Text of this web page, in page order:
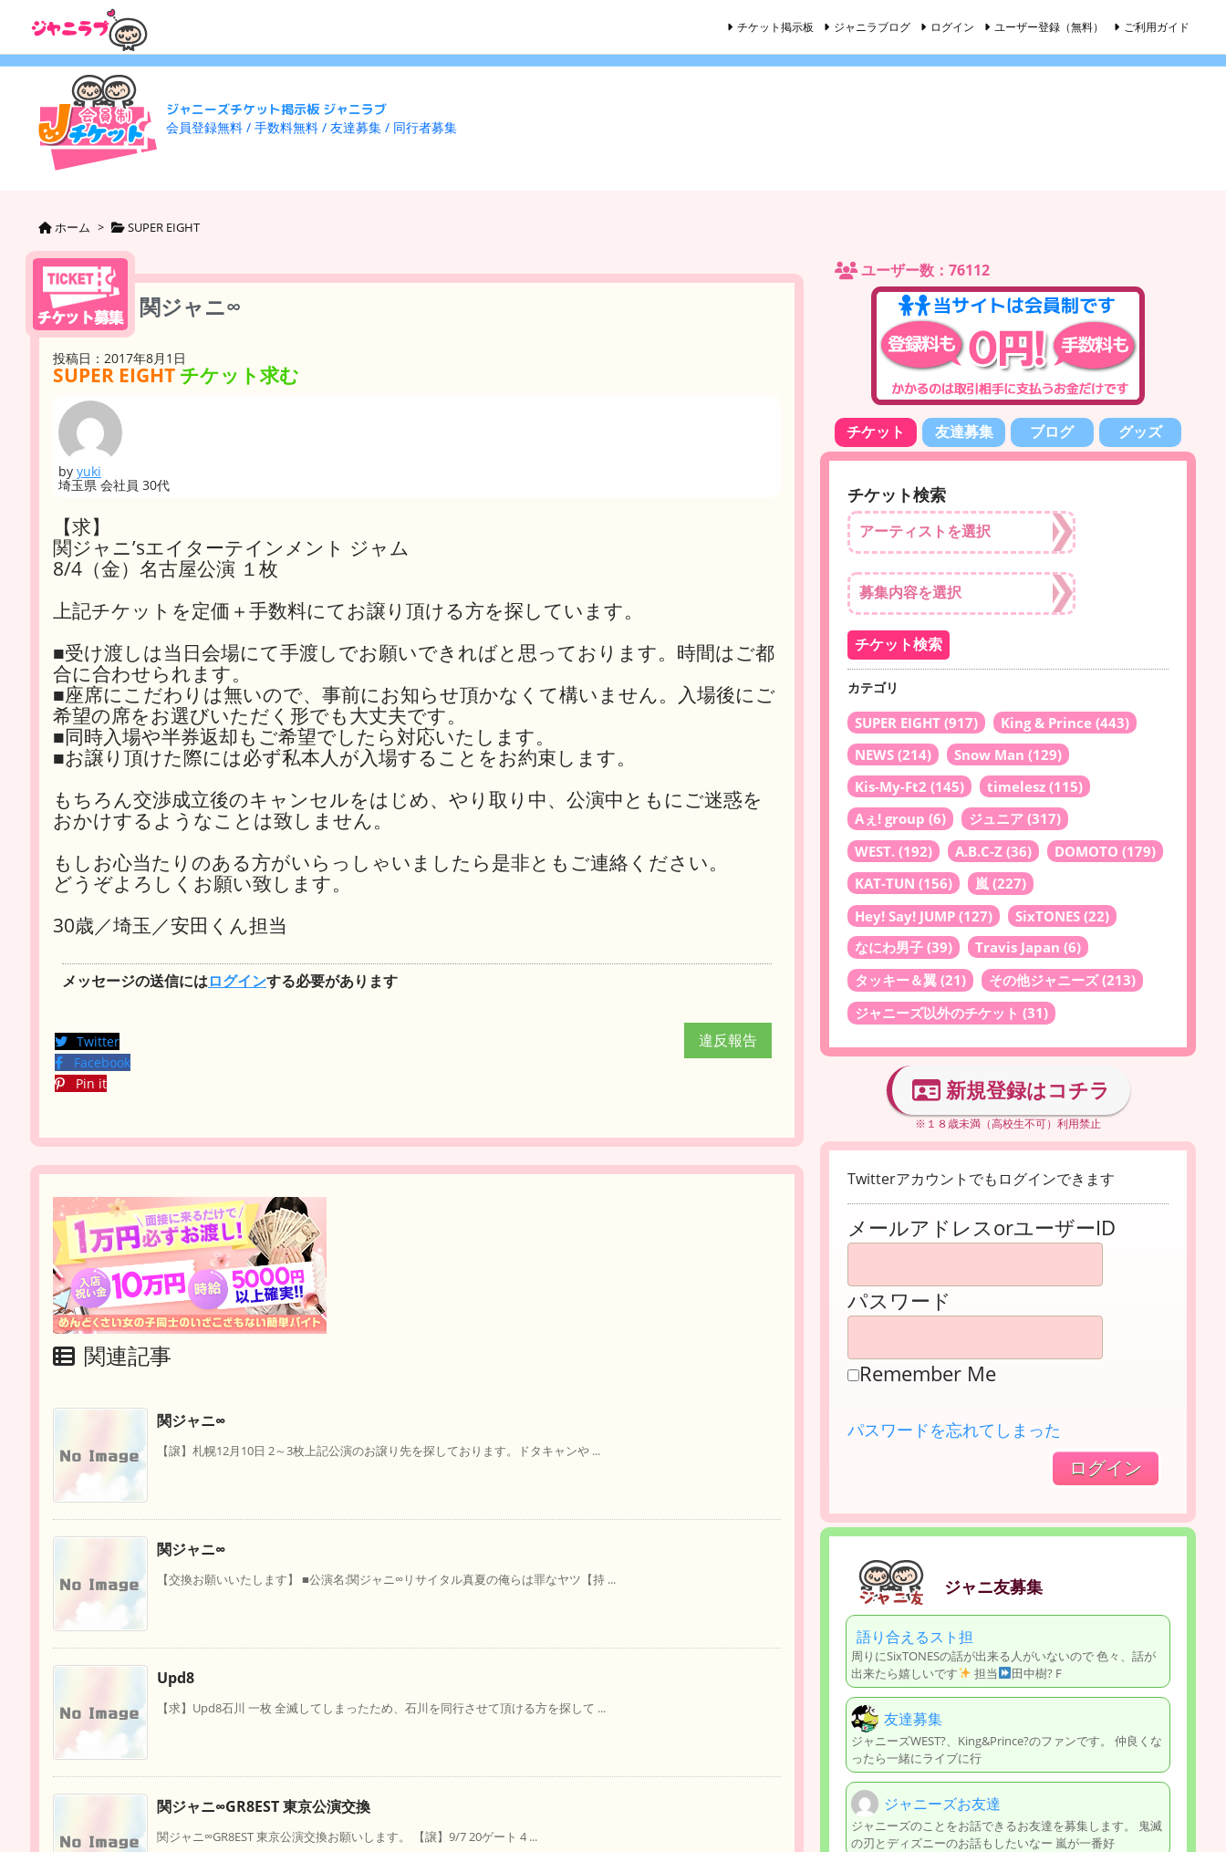
ジャニーズチケット掲示板 ジャニラブ
会員登録無料 / 手数料無料 / 友達募集 / 同行者募集
チケット掲示板 ジャニラブログ ログイン ユーザー登録（無料） ご利用ガイド
ホーム > SUPER EIGHT
関ジャニ∞
投稿日：2017年8月1日
SUPER EIGHT チケット求む
by yuki
埼玉県 会社員 30代
【求】
関ジャニ’sエイターテインメント ジャム
8/4（金）名古屋公演 １枚
上記チケットを定価＋手数料にてお譲り頂ける方を探しています。
■受け渡しは当日会場にて手渡しでお願いできればと思っております。時間はご都
合に合わせられます。
■座席にこだわりは無いので、事前にお知らせ頂かなくて構いません。入場後にご
希望の席をお選びいただく形でも大丈夫です。
■同時入場や半券返却もご希望でしたら対応いたします。
■お譲り頂けた際には必ず私本人が入場することをお約束します。
もちろん交渉成立後のキャンセルをはじめ、やり取り中、公演中ともにご迷惑を
おかけするようなことは致しません。
もしお心当たりのある方がいらっしゃいましたら是非ともご連絡ください。
どうぞよろしくお願い致します。
30歳／埼玉／安田くん担当
メッセージの送信にはログインする必要があります
違反報告
Twitter
Facebook
Pin it
関連記事
関ジャニ∞
【譲】札幌12月10日 2～3枚上記公演のお譲り先を探しております。ドタキャンや ...
関ジャニ∞
【交換お願いいたします】 ■公演名:関ジャニ∞リサイタル真夏の俺らは罪なヤツ【持 ...
Upd8
【求】Upd8石川 一枚 全滅してしまったため、石川を同行させて頂ける方を探して ...
関ジャニ∞GR8EST 東京公演交換
関ジャニ∞GR8EST 東京公演交換お願いします。 【譲】9/7 20ゲート 4 ...
ユーザー数：76112
チケット 友達募集 ブログ グッズ
チケット検索
カテゴリ
SUPER EIGHT (917) King & Prince (443)
NEWS (214) Snow Man (129)
Kis-My-Ft2 (145) timelesz (115)
Aぇ! group (6) ジュニア (317)
WEST. (192) A.B.C-Z (36) DOMOTO (179)
KAT-TUN (156) 嵐 (227)
Hey! Say! JUMP (127) SixTONES (22)
なにわ男子 (39) Travis Japan (6)
タッキー＆翼 (21) その他ジャニーズ(213)
ジャニーズ以外のチケット (31)
新規登録はコチラ
※１８歳未満（高校生不可）利用禁止
Twitterアカウントでもログインできます
メールアドレスorユーザーID
パスワード
Remember Me
パスワードを忘れてしまった
ジャニ友募集
語り合えるスト担
周りにSixTONESの話が出来る人がいないので 色々、話が
出来たら嬉しいです
担当 田中樹? F
友達募集
ジャニーズWEST?、King&Prince?のファンです。 仲良くな
ったら一緒にライブに行
ジャニーズお友達
ジャニーズのことをお話できるお友達を募集します。 鬼滅
の刃とディズニーのお話もしたいなー 嵐が一番好